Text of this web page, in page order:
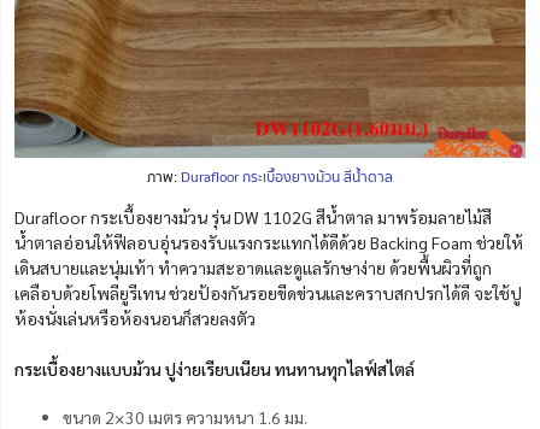
ภาพ: Durafloor กระเบื้องยางม้วน สีน้ำตาล
Durafloor กระเบื้องยางม้วน รุ่น DW 1102G สีน้ำตาล มาพร้อมลายไม้สี
น้ำตาลอ่อนให้ฟีลอบอุ่นรองรับแรงกระแทกได้ดีด้วย Backing Foam ช่วยให้
เดินสบายและนุ่มเท้า ทำความสะอาดและดูแลรักษาง่าย ด้วยพื้นผิวที่ถูก
เคลือบด้วยโพลียูรีเทน ช่วยป้องกันรอยขีดข่วนและคราบสกปรกได้ดี จะใช้ปู
ห้องนั่งเล่นหรือห้องนอนก็สวยลงตัว
กระเบื้องยางแบบม้วน ปูง่ายเรียบเนียน ทนทานทุกไลฟ์สไตล์
ขนาด 2×30 เมตร ความหนา 1.6 มม.